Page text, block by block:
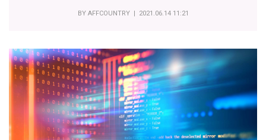
BY AFFCOUNTRY| 2021.06.14 11:21